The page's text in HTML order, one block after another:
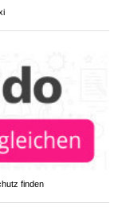
finden